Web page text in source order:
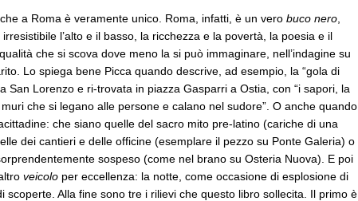
a Roma è veramente unico. Roma, infatti, è un vero buco nero,
l’alto e il basso, la ricchezza e la povertà, la poesia e il
che si scova dove meno la si può immaginare, nell’indagine su
Lo spiega bene Picca quando descrive, ad esempio, la “gola di
San Lorenzo e ri-trovata in piazza Gasparri a Ostia, con “i sapori, la
che si legano alle persone e calano nel sudore”. O anche quando
che siano quelle del sacro mito pre-latino (cariche di una
dei cantieri e delle officine (esemplare il pezzo su Ponte Galeria) o
sospeso (come nel brano su Osteria Nuova). E poi
veicolo per eccellenza: la notte, come occasione di esplosione di
scoperte. Alla fine sono tre i rilievi che questo libro sollecita. Il primo è